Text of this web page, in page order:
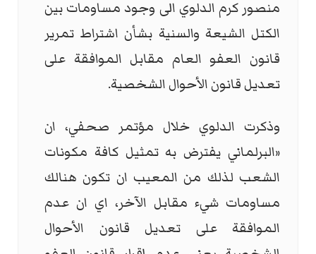
منصور كرم الدلوي الى وجود مساومات بين
الكتل الشيعة والسنية بشأن اشتراط تمرير
قانون العفو العام مقابل الموافقة على
تعديل قانون الأحوال الشخصية.
وذكرت الدلوي خلال مؤتمر صحفي، ان
«البرلماني يفترض به تمثيل كافة مكونات
الشعب لذلك من المعيب ان تكون هنالك
مساومات شيء مقابل الآخر، اي ان عدم
الموافقة على تعديل قانون الأحوال